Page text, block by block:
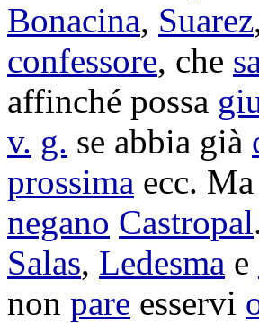
Bonacina, Suarez
confessore, che
affinché possa
v. g. se abbia già
prossima ecc.
negano Castropal
Salas, Ledesma e
non pare esservi